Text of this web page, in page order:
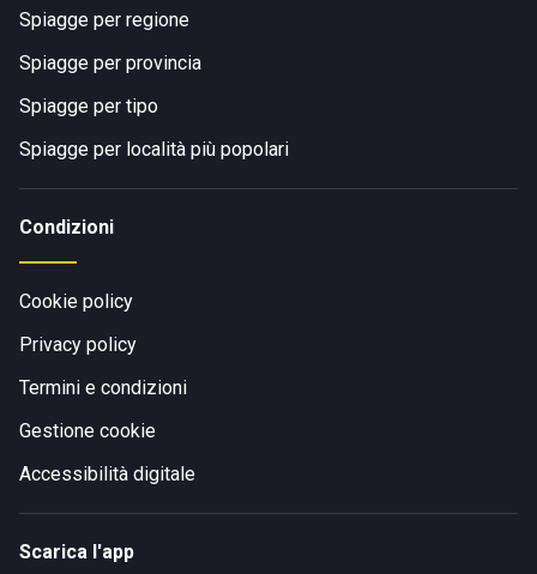
Spiagge per regione
Spiagge per provincia
Spiagge per tipo
Spiagge per località più popolari
Condizioni
Cookie policy
Privacy policy
Termini e condizioni
Gestione cookie
Accessibilità digitale
Scarica l'app